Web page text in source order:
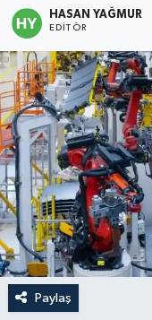
HASAN YAĞMUR
EDITÖR
Paylaş
Politika
Sağlık
Spor
Teknoloji
Yaşam